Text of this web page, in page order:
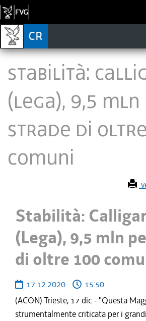
Stabilità:
(Lega), 9,5
strade di
comuni
Stabilità:
(Lega), 9,5 mln
di oltre 100
17.12.2020
15:50
(ACON) Trieste, 17 dic - "Questa
strumentalmente criticata per i